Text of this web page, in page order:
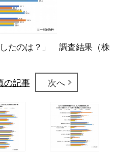
したのは？」 調査結果（株
の記事 次へ